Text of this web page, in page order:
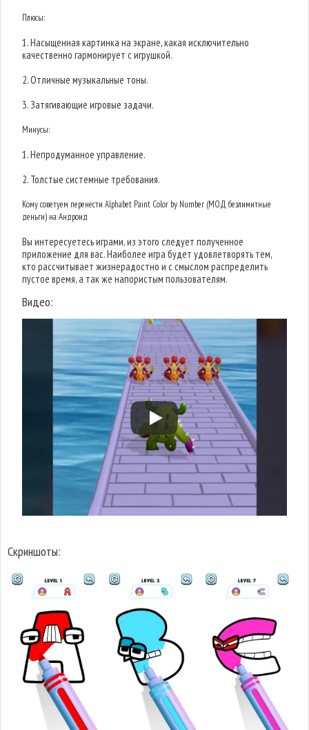
Плюсы:
1. Насыщенная картинка на экране, какая исключительно
качественно гармонирует с игрушкой.
2. Отличные музыкальные тоны.
3. Затягивающие игровые задачи.
Минусы:
1. Непродуманное управление.
2. Толстые системные требования.
Кому советуем перенести Alphabet Paint Color by Number (МОД безлимитные
деньги) на Андроид
Вы интересуетесь играми, из этого следует полученное
приложение для вас. Наиболее игра будет удовлетворять тем,
кто рассчитывает жизнерадостно и с смыслом распределить
пустое время, а так же напористым пользователям.
Видео:
Скриншоты: